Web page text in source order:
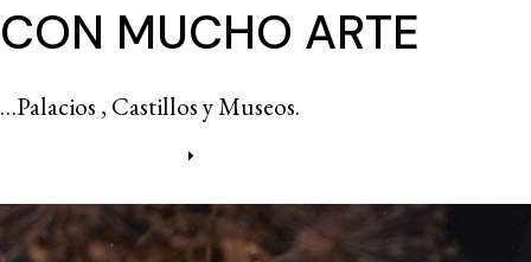
CON MUCHO ARTE
…Palacios , Castillos y Museos.